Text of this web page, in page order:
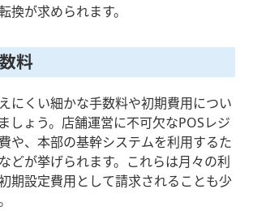
換が求められます。
料
にくい細かな手数料や初期費用につい
しょう。店舗運営に不可欠なPOSレジ
や、本部の基幹システムを利用するた
どが挙げられます。これらは月々の利
期設定費用として請求されることも少